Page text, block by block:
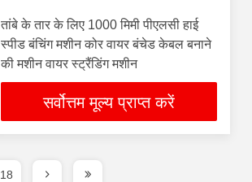
तांबे के तार के लिए 1000 मिमी पीएलसी हाई
स्पीड बंचिंग मशीन कोर वायर बंचेड केबल बनाने
की मशीन वायर स्ट्रैंडिंग मशीन
सर्वोत्तम मूल्य प्राप्त करें
18